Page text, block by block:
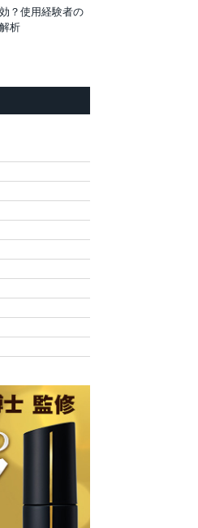
？使用経験者の
析